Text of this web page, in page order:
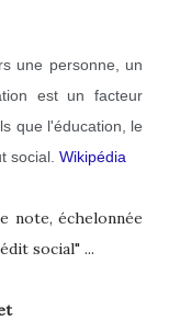
une personne, un
est un facteur
que l'éducation, le
social. Wikipédia
note, échelonnée
social" ...